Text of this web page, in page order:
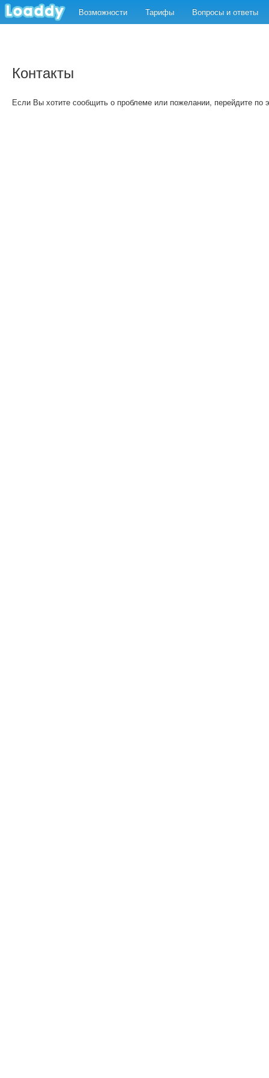
Возможности Тарифы Вопросы и ответы
Контакты
Если Вы хотите сообщить о проблеме или пожелании, перейдите по